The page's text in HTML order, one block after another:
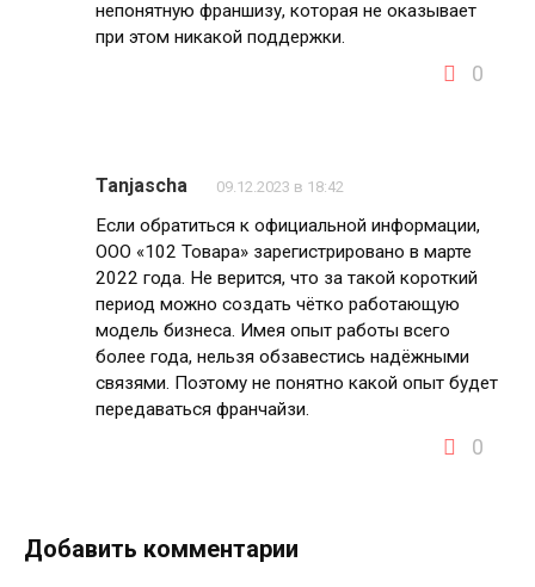
непонятную франшизу, которая не оказывает
при этом никакой поддержки.
0
Tanjascha 09.12.2023 в 18:42
Если обратиться к официальной информации,
ООО «102 Товара» зарегистрировано в марте
2022 года. Не верится, что за такой короткий
период можно создать чётко работающую
модель бизнеса. Имея опыт работы всего
более года, нельзя обзавестись надёжными
связями. Поэтому не понятно какой опыт будет
передаваться франчайзи.
0
Добавить комментарии